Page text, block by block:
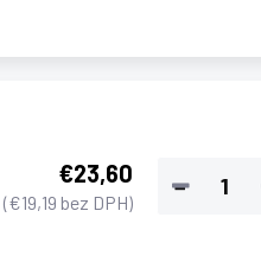
€23,60
(€19,19 bez DPH)
−